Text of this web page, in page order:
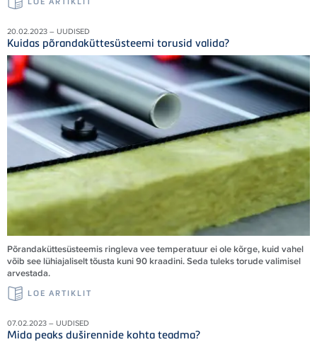
20.02.2023 – UUDISED
Kuidas põrandaküttesüsteemi torusid valida?
Põrandaküttesüsteemis ringleva vee temperatuur ei ole kõrge, kuid vahel
võib see lühiajaliselt tõusta kuni 90 kraadini. Seda tuleks torude valimisel
arvestada.
LOE ARTIKLIT
07.02.2023 – UUDISED
Mida peaks duširennide kohta teadma?